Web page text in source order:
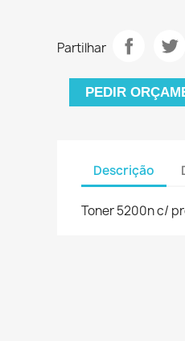
Partilhar
PEDIR
Descrição
Toner 5200n c/